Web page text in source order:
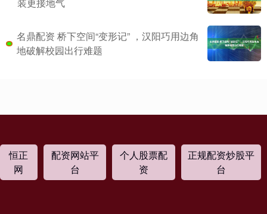
名鼎配资 桥下空间“变形记” ，汉阳巧用边角
地破解校园出行难题
恒正
网
配资网站平
台
个人股票配
资
正规配资炒股平
台